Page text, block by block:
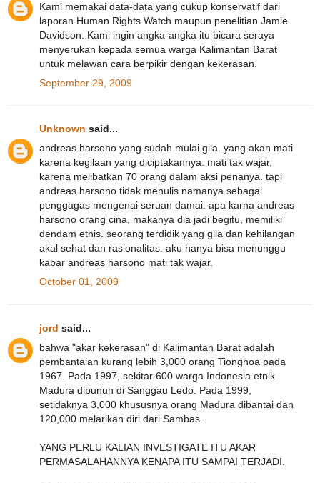
Kami memakai data-data yang cukup konservatif dari
laporan Human Rights Watch maupun penelitian Jamie
Davidson. Kami ingin angka-angka itu bicara seraya
menyerukan kepada semua warga Kalimantan Barat
untuk melawan cara berpikir dengan kekerasan.
September 29, 2009
Unknown said...
andreas harsono yang sudah mulai gila. yang akan mati
karena kegilaan yang diciptakannya. mati tak wajar,
karena melibatkan 70 orang dalam aksi penanya. tapi
andreas harsono tidak menulis namanya sebagai
penggagas mengenai seruan damai. apa karna andreas
harsono orang cina, makanya dia jadi begitu, memiliki
dendam etnis. seorang terdidik yang gila dan kehilangan
akal sehat dan rasionalitas. aku hanya bisa menunggu
kabar andreas harsono mati tak wajar.
October 01, 2009
jord said...
bahwa "akar kekerasan" di Kalimantan Barat adalah
pembantaian kurang lebih 3,000 orang Tionghoa pada
1967. Pada 1997, sekitar 600 warga Indonesia etnik
Madura dibunuh di Sanggau Ledo. Pada 1999,
setidaknya 3,000 khususnya orang Madura dibantai dan
120,000 melarikan diri dari Sambas.
YANG PERLU KALIAN INVESTIGATE ITU AKAR
PERMASALAHANNYA KENAPA ITU SAMPAI TERJADI.